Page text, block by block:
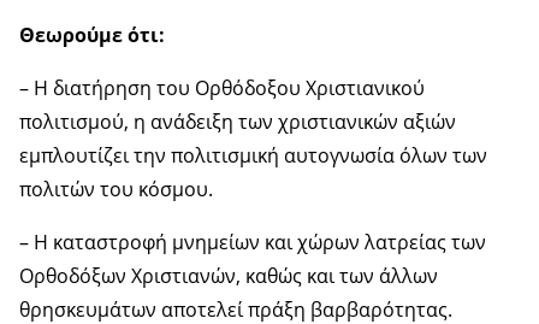
Θεωρούμε ότι:
– Η διατήρηση του Ορθόδοξου Χριστιανικού
πολιτισμού, η ανάδειξη των χριστιανικών αξιών
εμπλουτίζει την πολιτισμική αυτογνωσία όλων των
πολιτών του κόσμου.
– Η καταστροφή μνημείων και χώρων λατρείας των
Ορθοδόξων Χριστιανών, καθώς και των άλλων
θρησκευμάτων αποτελεί πράξη βαρβαρότητας.